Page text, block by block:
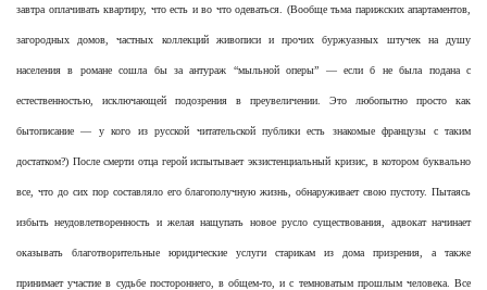
завтра оплачивать квартиру, что есть и во что одеваться. (Вообще тьма парижских апартаментов,
загородных домов, частных коллекций живописи и прочих буржуазных штучек на душу
населения в романе сошла бы за антураж “мыльной оперы” — если б не была подана с
естественностью, исключающей подозрения в преувеличении. Это любопытно просто как
бытописание — у кого из русской читательской публики есть знакомые французы с таким
достатком?) После смерти отца герой испытывает экзистенциальный кризис, в котором буквально
все, что до сих пор составляло его благополучную жизнь, обнаруживает свою пустоту. Пытаясь
избыть неудовлетворенность и желая нащупать новое русло существования, адвокат начинает
оказывать благотворительные юридические услуги старикам из дома призрения, а также
принимает участие в судьбе постороннего, в общем-то, и с темноватым прошлым человека. Все